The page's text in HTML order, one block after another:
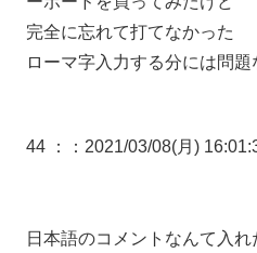
完全に忘れて打てなかった
ローマ字入力する分には問
44 ： ：2021/03/08(月)
日本語のコメントなんて入